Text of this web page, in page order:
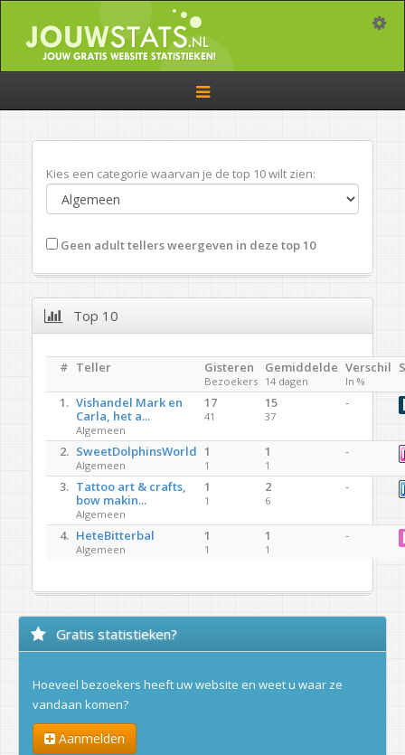
Toggle
navigation
Kies een categorie waarvan je de top 10 wilt zien:
Geen adult tellers weergeven in deze top 10
Top 10
# Teller Gisteren
Bezoekers
Gemiddelde
14 dagen
Verschil
In %
1. Vishandel Mark en
Carla, het a...
Algemeen
17
41
15
37
-
2. SweetDolphinsWorld
Algemeen
1
1
1
1
-
3. Tattoo art & crafts,
bow makin...
Algemeen
1
1
2
6
-
4. HeteBitterbal
Algemeen
1
1
1
1
-
Gratis statistieken?
Hoeveel bezoekers heeft uw website en weet u waar ze
vandaan komen?
Aanmelden